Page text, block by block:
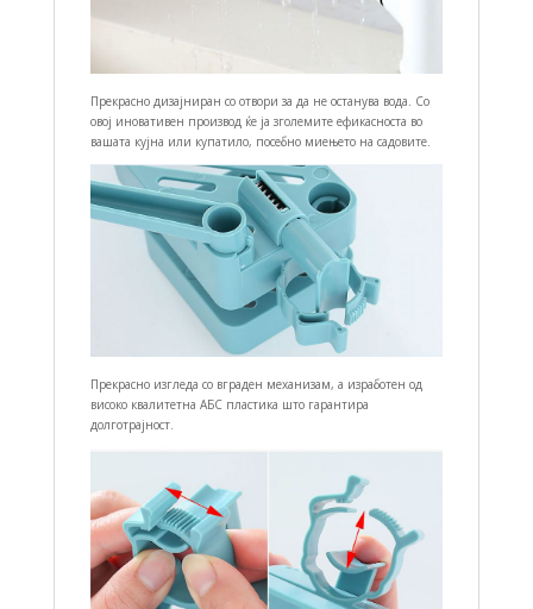
Прекрасно дизајниран со отвори за да не останува вода. Со
овој иновативен производ ќе ја зголемите ефикасноста во
вашата кујна или купатило, посебно миењето на садовите.
Прекрасно изгледа со вграден механизам, а изработен од
високо квалитетна АБС пластика што гарантира
долготрајност.